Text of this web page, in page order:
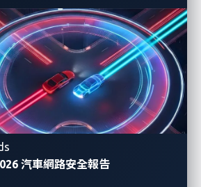
汽車網路安全報告
可以開發出更準確、更成熟的數據
威脅，幫助安全團隊監控網路攻擊
信VicOne研發的 Secure RDS將
、便捷、可靠的汽車網路安全診斷
更加安全的電動汽車產業發展環
示，
行業的戰略合作夥伴，實現關鍵技